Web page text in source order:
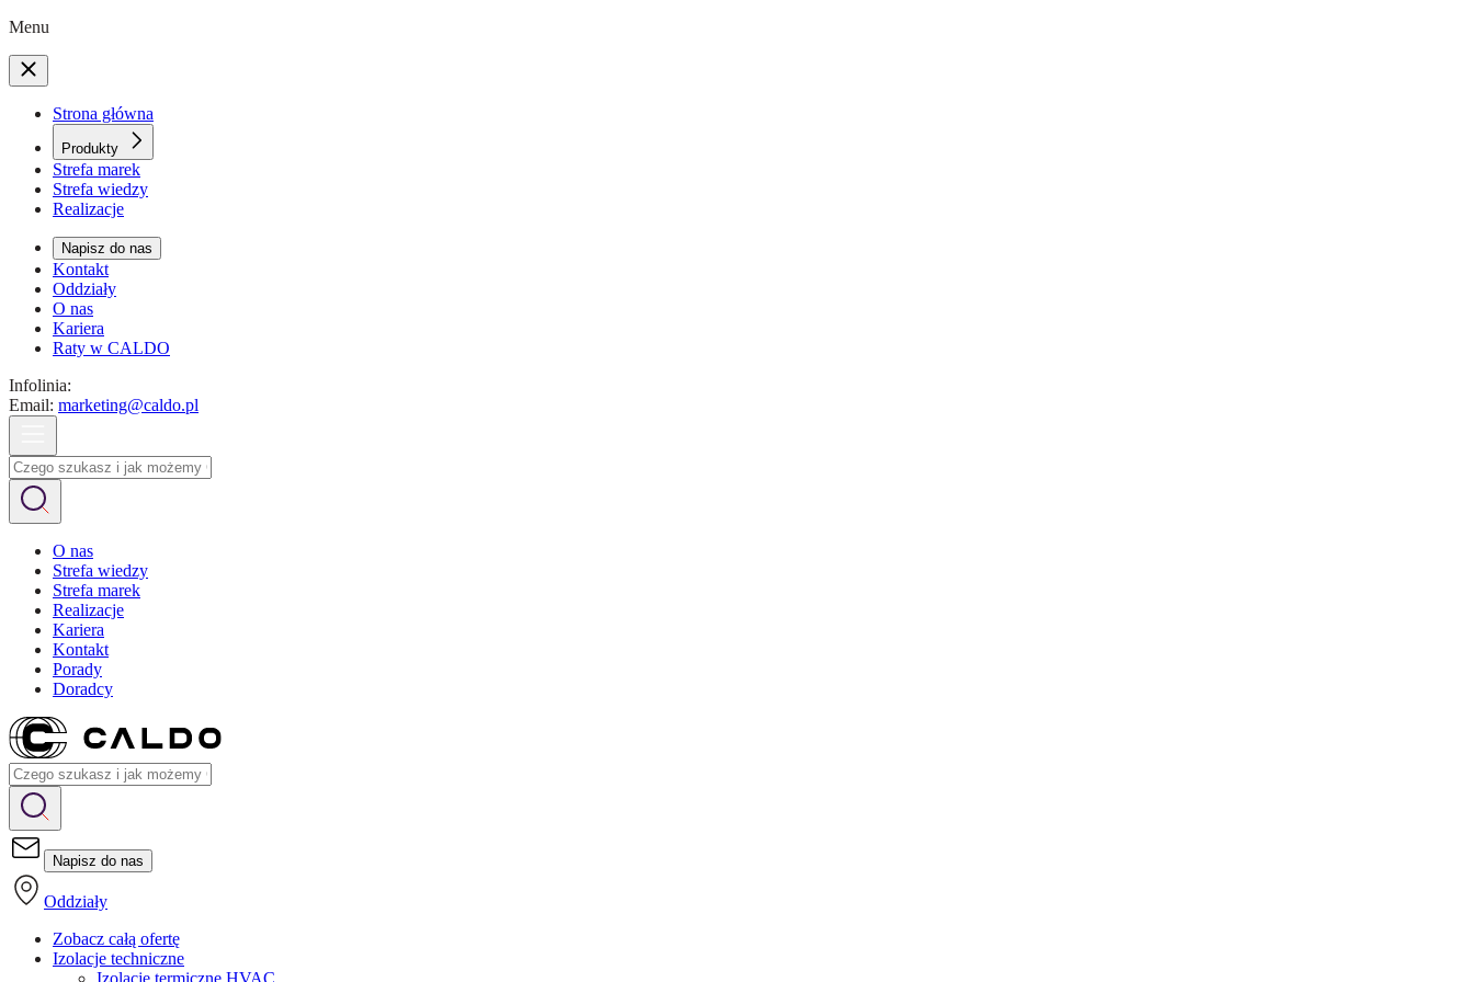
Menu
Strona główna
Produkty
Strefa marek
Strefa wiedzy
Realizacje
Napisz do nas
Kontakt
Oddziały
O nas
Kariera
Raty w CALDO
Infolinia:
Email: marketing@caldo.pl
O nas
Strefa wiedzy
Strefa marek
Realizacje
Kariera
Kontakt
Porady
Doradcy
Napisz do nas
Oddziały
Zobacz całą ofertę
Izolacje techniczne
Izolacje termiczne HVAC